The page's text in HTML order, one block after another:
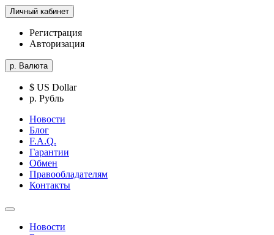
Личный кабинет
Регистрация
Авторизация
р. Валюта
$ US Dollar
р. Рубль
Новости
Блог
F.A.Q.
Гарантии
Обмен
Правообладателям
Контакты
Новости